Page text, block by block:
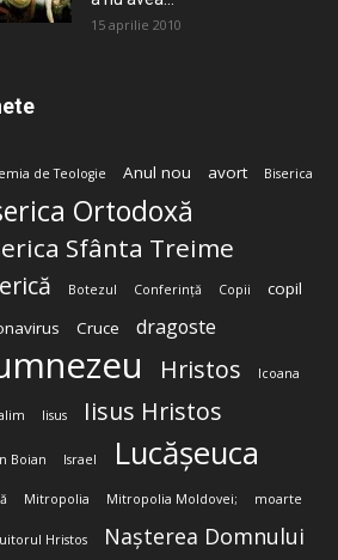
15 aprilie 2010
de Teologie Anul nou avort Biserica
Ortodoxă
Sfânta Treime
Botezul Conferință Copii
copil
Cruce dragoste
Hristos Icoana
Iisus Iisus Hristos
Boian Israel Lucășeuca
Mitropolia Mitropolia Moldovei; moarte
Hristos Nașterea Domnului